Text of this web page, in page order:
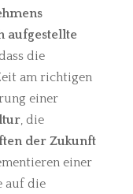
aufgestellte
die
am richtigen
einer
, die
der Zukunft
einer
auf die